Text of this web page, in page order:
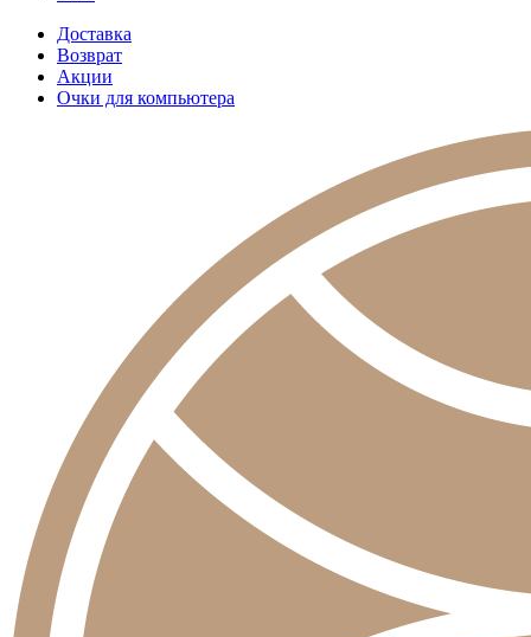
Доставка
Возврат
Акции
Очки для компьютера